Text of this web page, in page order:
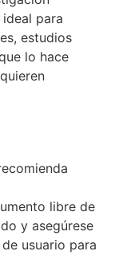
para
estudios
lo hace
libre de
y asegúrese
usuario para